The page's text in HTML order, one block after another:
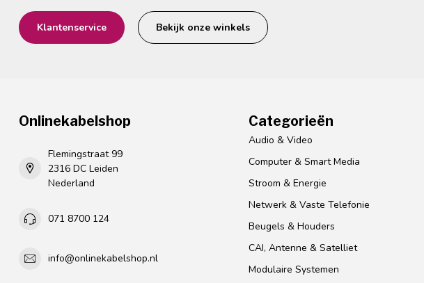
Klantenservice Bekijk onze winkels
Onlinekabelshop
Flemingstraat 99
2316 DC Leiden
Nederland
071 8700 124
info@onlinekabelshop.nl
Categorieën
Audio & Video
Computer & Smart Media
Stroom & Energie
Netwerk & Vaste Telefonie
Beugels & Houders
CAI, Antenne & Satelliet
Modulaire Systemen